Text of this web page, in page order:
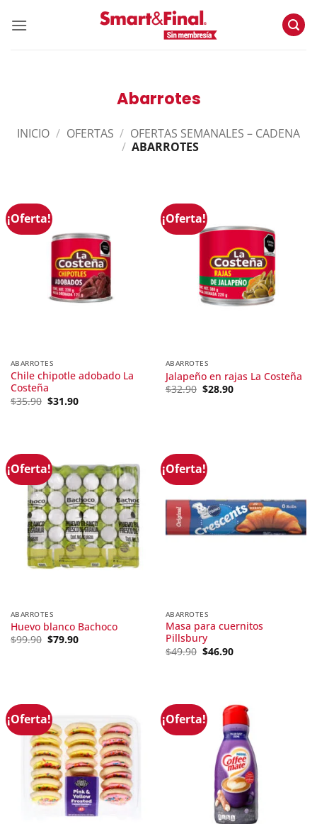
Abarrotes
INICIO / OFERTAS / OFERTAS SEMANALES – CADENA
/ ABARROTES
¡Oferta!
ABARROTES
Chile chipotle adobado La
Costeña
$35.90 Original
price
$31.90Current
price
¡Oferta!
ABARROTES
Jalapeño en rajas La Costeña
$32.90 Original
$28.90Current
¡Oferta!
ABARROTES
Huevo blanco Bachoco
$99.90 Original
$79.90Current
¡Oferta!
ABARROTES
Masa para cuernitos
Pillsbury
$49.90 Original
price
$46.90Current
price
¡Oferta! ¡Oferta!